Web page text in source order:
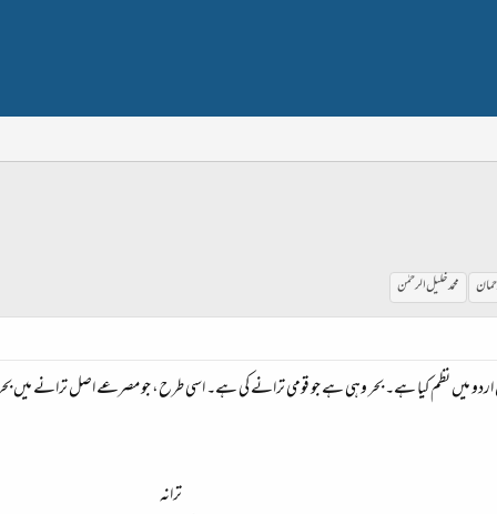
محمد خلیل الرحمٰن
میں نظم کیا ہے۔ بحر وہی ہے جو قومی ترانے کی ہے۔ اسی طرح، جو مصرعے اصل ترانے میں
ترانہ